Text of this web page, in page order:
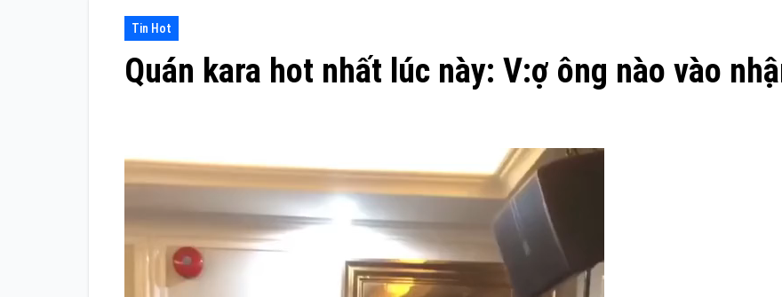
Tin Hot
Quán kara hot nhất lúc này: V:ợ ông nào vào